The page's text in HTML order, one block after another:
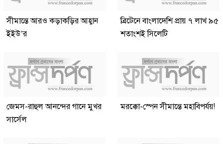
সীমান্তে আরও কড়াকড়ির আহ্বান
ইইউ’র
ব্রিটেনে বাংলাদেশি প্রায় ৭ লাখ ৯৫
শতাংশই সিলেটি
জেমস-রাহুল আনন্দের গানে মুখর
সার্সেল
মরক্কো-স্পেন সীমান্তে মহাবিপর্যয়!